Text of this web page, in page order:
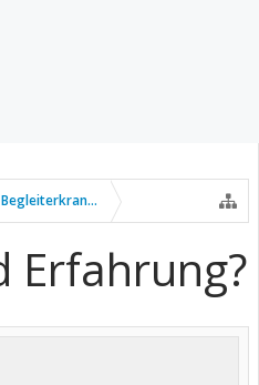
Erfahrung?